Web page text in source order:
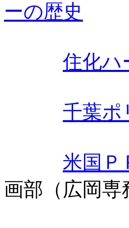
ーの歴史
住化ハ
千葉ポ
米国Ｐ
画部（広岡